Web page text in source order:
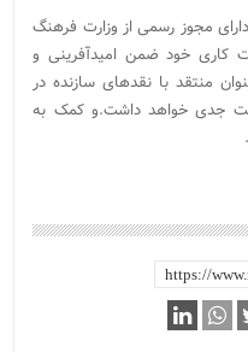
مجوز رسمی از وزارت فرهنگ
کاری خود ضمن امیدآفرینی و
منتقد با نقدهای سازنده در
جدی خواهد داشت.و کمک به